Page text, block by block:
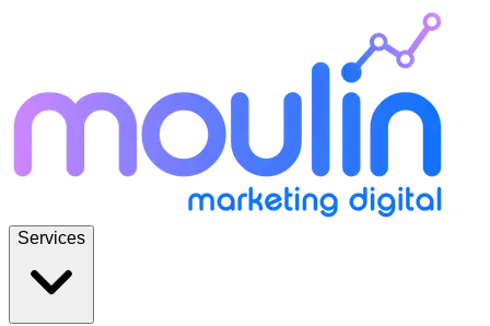
Services